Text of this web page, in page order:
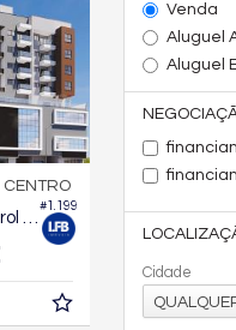
Venda
Aluguel
Aluguel
Cidade
#1.199
CENTRO